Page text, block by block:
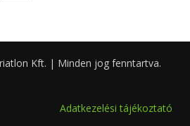
Kft. | Minden jog fenntartva.
Adatkezelési tájékoztató